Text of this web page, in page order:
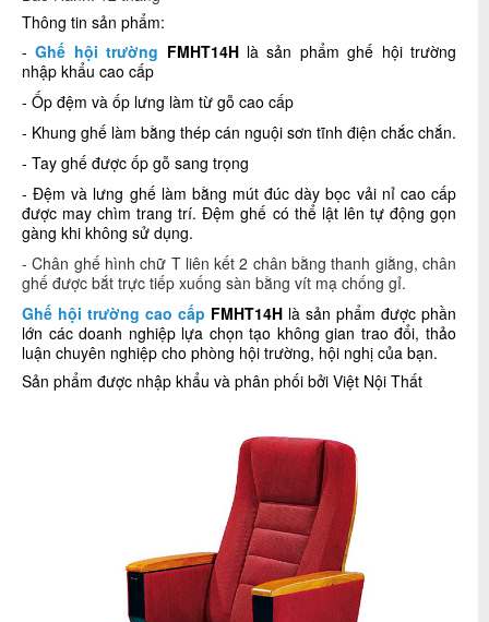
Thông tin sản phẩm:
-Ghế hội trường FMHT14Hlà sản phẩm ghế hội trường
nhập khẩu cao cấp
- Ốp đệm và ốp lưng làm từ gỗ cao cấp
- Khung ghế làm bằng thép cán nguội sơn tĩnh điện chắc chắn.
- Tay ghế được ốp gỗ sang trọng
- Đệm và lưng ghế làm bằng mút đúc dày bọc vải nỉ cao cấp
được may chìm trang trí. Đệm ghế có thể lật lên tự động gọn
gàng khi không sử dụng.
- Chân ghế hình chữ T liên kết 2 chân bằng thanh giằng, chân
ghế được bắt trực tiếp xuống sàn bằng vít mạ chống gỉ.
Ghế hội trường cao cấp FMHT14H là sản phẩm được phần
lớn các doanh nghiệp lựa chọn tạo không gian trao đổi, thảo
luận chuyên nghiệp cho phòng hội trường, hội nghị của bạn.
Sản phẩm được nhập khẩu và phân phối bởi Việt Nội Thất